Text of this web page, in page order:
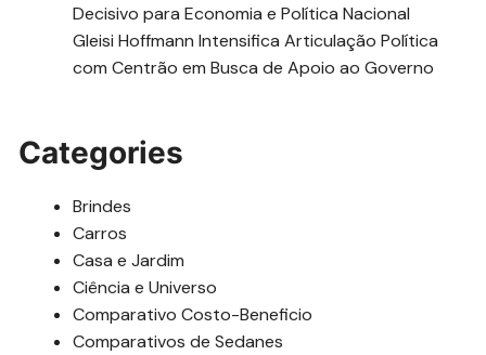
Decisivo para Economia e Política Nacional
Gleisi Hoffmann Intensifica Articulação Política
com Centrão em Busca de Apoio ao Governo
Categories
Brindes
Carros
Casa e Jardim
Ciência e Universo
Comparativo Costo-Beneficio
Comparativos de Sedanes